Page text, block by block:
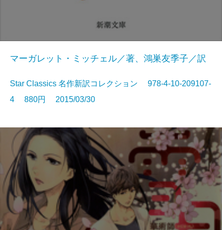
マーガレット・ミッチェル／著、鴻巣友季子／訳
Star Classics 名作新訳コレクション 978-4-10-209107-
4 880円 2015/03/30